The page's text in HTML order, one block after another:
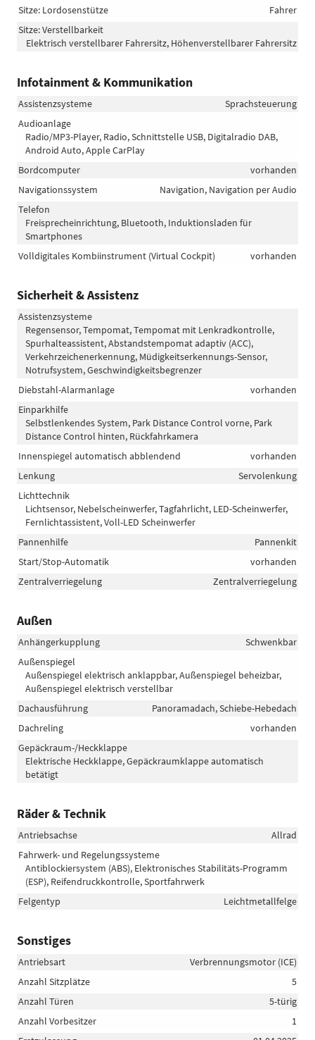
Sitze: Lordosenstütze
Fahrer
Sitze: Verstellbarkeit
Elektrisch verstellbarer Fahrersitz, Höhenverstellbarer Fahrersitz
Infotainment & Kommunikation
Assistenzsysteme
Sprachsteuerung
Audioanlage
Radio/MP3-Player, Radio, Schnittstelle USB, Digitalradio DAB,
Android Auto, Apple CarPlay
Bordcomputer
vorhanden
Navigationssystem
Navigation, Navigation per Audio
Telefon
Freisprecheinrichtung, Bluetooth, Induktionsladen für
Smartphones
Volldigitales Kombiinstrument (Virtual Cockpit)
vorhanden
Sicherheit & Assistenz
Assistenzsysteme
Regensensor, Tempomat, Tempomat mit Lenkradkontrolle,
Spurhalteassistent, Abstandstempomat adaptiv (ACC),
Verkehrzeichenerkennung, Müdigkeitserkennungs-Sensor,
Notrufsystem, Geschwindigkeitsbegrenzer
Diebstahl-Alarmanlage
vorhanden
Einparkhilfe
Selbstlenkendes System, Park Distance Control vorne, Park
Distance Control hinten, Rückfahrkamera
Innenspiegel automatisch abblendend
vorhanden
Lenkung
Servolenkung
Lichttechnik
Lichtsensor, Nebelscheinwerfer, Tagfahrlicht, LED-Scheinwerfer,
Fernlichtassistent, Voll-LED Scheinwerfer
Pannenhilfe
Pannenkit
Start/Stop-Automatik
vorhanden
Zentralverriegelung
Zentralverriegelung
Außen
Anhängerkupplung
Schwenkbar
Außenspiegel
Außenspiegel elektrisch anklappbar, Außenspiegel beheizbar,
Außenspiegel elektrisch verstellbar
Dachausführung
Panoramadach, Schiebe-Hebedach
Dachreling
vorhanden
Gepäckraum-/Heckklappe
Elektrische Heckklappe, Gepäckraumklappe automatisch
betätigt
Räder & Technik
Antriebsachse
Allrad
Fahrwerk- und Regelungssysteme
Antiblockiersystem (ABS), Elektronisches Stabilitäts-Programm
(ESP), Reifendruckkontrolle, Sportfahrwerk
Felgentyp
Leichtmetallfelge
Sonstiges
Antriebsart
Verbrennungsmotor (ICE)
Anzahl Sitzplätze
5
Anzahl Türen
5-türig
Anzahl Vorbesitzer
1